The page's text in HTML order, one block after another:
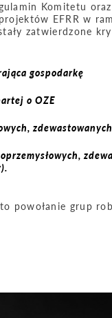
Komitetu
EFRR w
zatwierdzone
gospodarkę
o OZE
powołanie grup